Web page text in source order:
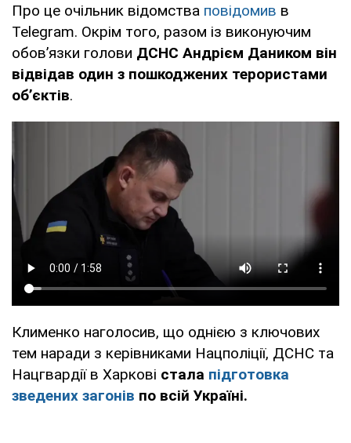
Про це очільник відомства повідомив в
Telegram. Окрім того, разом із виконуючим
обовʼязки голови ДСНС Андрієм Даником він
відвідав один з пошкоджених терористами
обʼєктів.
Клименко наголосив, що однією з ключових
тем наради з керівниками Нацполіції, ДСНС та
Нацгвардії в Харкові стала підготовка
зведених загонів по всій Україні.